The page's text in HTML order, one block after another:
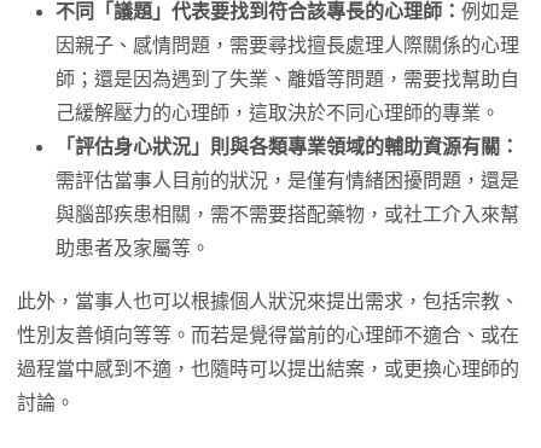
不同「議題」代表要找到符合該專長的心理師： 例如是
因親子、感情問題，需要尋找擅長處理人際關係的心理
師；還是因為遇到了失業、離婚等問題，需要找幫助自
己緩解壓力的心理師，這取決於不同心理師的專業。
「評估身心狀況」則與各類專業領域的輔助資源有關：
需評估當事人目前的狀況，是僅有情緒困擾問題，還是
與腦部疾患相關，需不需要搭配藥物，或社工介入來幫
助患者及家屬等。
此外，當事人也可以根據個人狀況來提出需求，包括宗教、
性別友善傾向等等。而若是覺得當前的心理師不適合、或在
過程當中感到不適，也隨時可以提出結案，或更換心理師的
討論。